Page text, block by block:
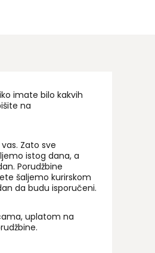
imate bilo kakvih
na
Zato sve
istog dana, a
Porudžbine
šaljemo kurirskom
da budu isporučeni.
uplatom na